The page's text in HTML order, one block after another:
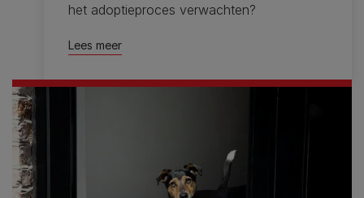
het adoptieproces verwachten?
Lees meer